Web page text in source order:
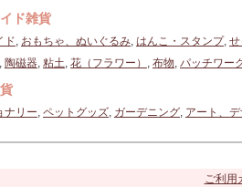
ド雑貨
ド, おもちゃ、ぬいぐるみ, はんこ・スタンプ,
, 陶磁器, 粘土, 花（フラワー） , 布物, パッチワー
ナリー, ペットグッズ, ガーデニング, アート、
ご利用